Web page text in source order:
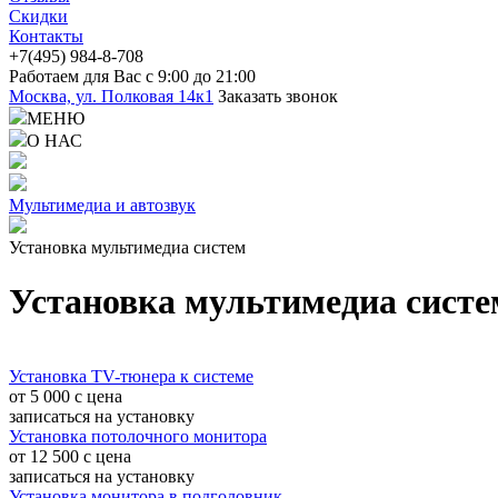
Скидки
Контакты
+7(495) 984-8-708
Работаем для Вас с 9:00 до 21:00
Москва, ул. Полковая 14к1 Заказать звонок
МЕНЮ
О НАС
Мультимедиа и автозвук
Установка мультимедиа систем
Установка мультимедиа
Установка TV-тюнера к системе
от 5 000 c цена
записаться на установку
Установка потолочного монитора
от 12 500 c цена
записаться на установку